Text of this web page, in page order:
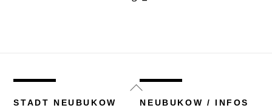
Back
To
STADT NEUBUKOW NEUBUKOW / INFOS